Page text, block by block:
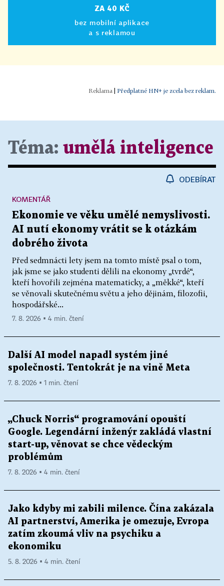
ZA 40 KČ
bez mobilní aplikace
a s reklamou
Předplatné HN+ je zcela bez reklam.
Téma: umělá inteligence
ODEBÍRAT
Ekonomie ve věku umělé nemyslivosti.
AI nutí ekonomy vrátit se k otázkám
dobrého života
Před sedmnácti lety jsem na tomto místě psal o tom,
jak jsme se jako studenti dělili na ekonomy „tvrdé“,
kteří hovořili zejména matematicky, a „měkké“, kteří
se věnovali skutečnému světu a jeho dějinám, filozofii,
hospodářské...
KOMENTÁŘ
7. 8. 2026 ▪ 4 min. čtení
Další AI model napadl systém jiné
společnosti. Tentokrát je na vině Meta
7. 8. 2026 ▪ 1 min. čtení
„Chuck Norris“ programování opouští
Google. Legendární inženýr zakládá vlastní
start-up, věnovat se chce vědeckým
problémům
7. 8. 2026 ▪ 4 min. čtení
Jako kdyby mi zabili milence. Čína zakázala
AI partnerství, Amerika je omezuje, Evropa
zatím zkoumá vliv na psychiku a
ekonomiku
5. 8. 2026 ▪ 4 min. čtení